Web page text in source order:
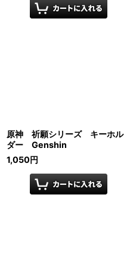
原神 祈願シリーズ キーホル
ダー Genshin
1,050円